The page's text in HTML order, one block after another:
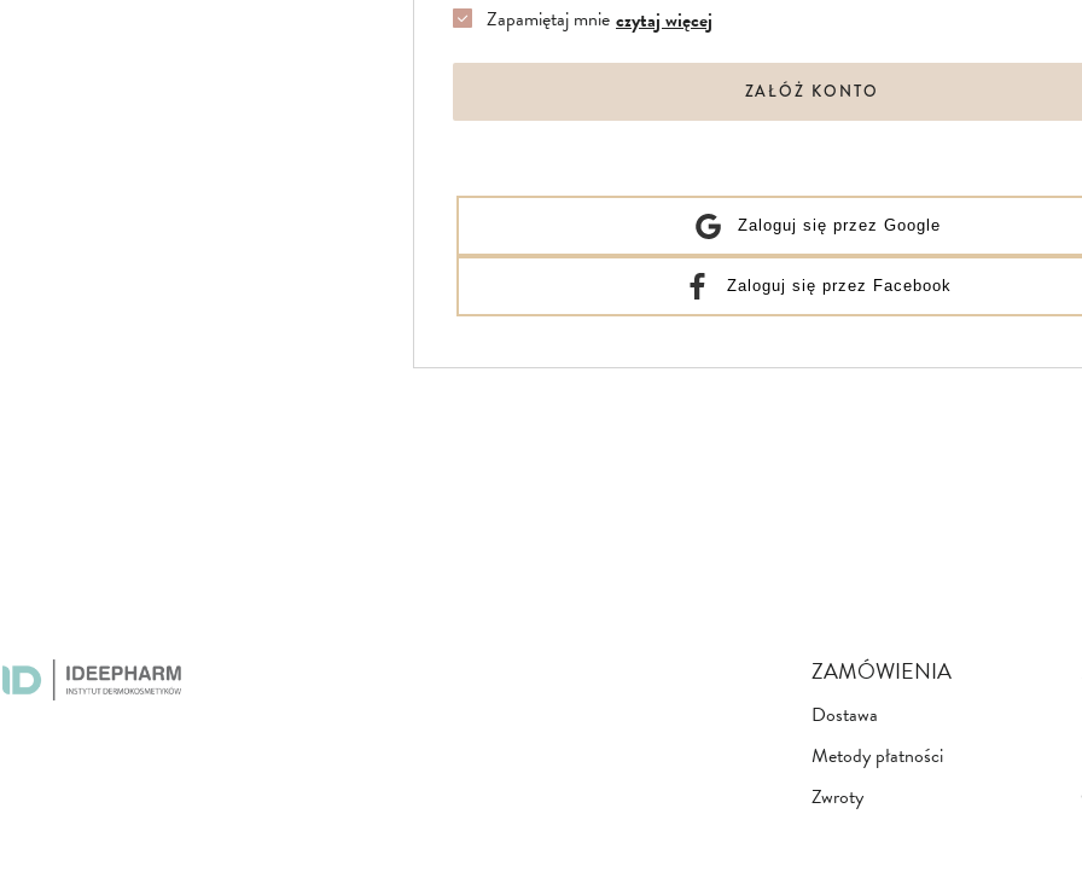
Zapamiętaj mnie czytaj więcej
ZAŁÓŻ KONTO
Zaloguj się przez Google
Zaloguj się przez Facebook
ZAMÓWIENIA
Dostawa
Metody płatności
Zwroty